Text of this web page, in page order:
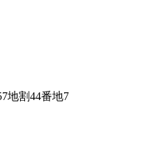
地割44番地7